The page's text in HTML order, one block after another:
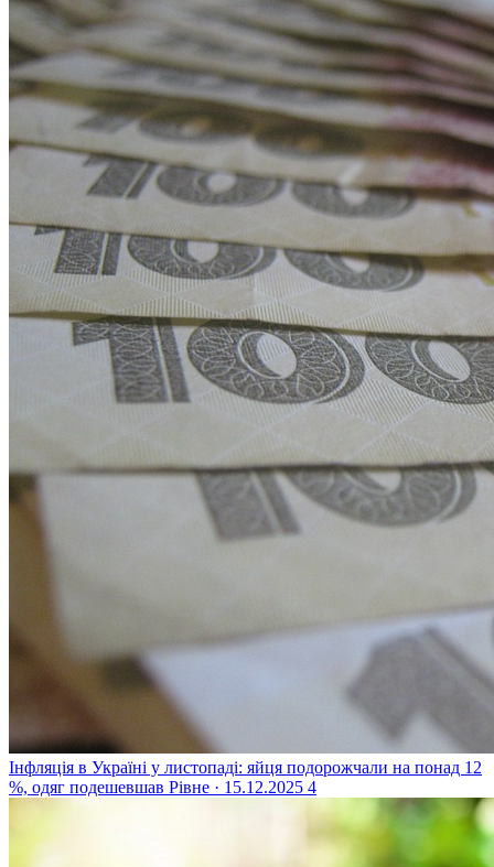
Інфляція в Україні у листопаді: яйця подорожчали на понад 12
%, одяг подешевшав Рівне · 15.12.2025 4